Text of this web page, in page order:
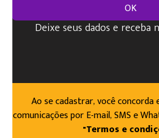
OK
Deixe seus dados e receba
Ao se cadastrar, você concorda
comunicações por E-mail, SMS e
"Termos e